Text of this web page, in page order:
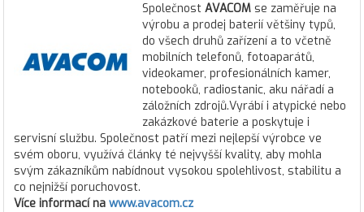
Společnost AVACOM se zaměřuje na
výrobu a prodej baterií většiny typů,
do všech druhů zařízení a to včetně
mobilních telefonů, fotoaparátů,
videokamer, profesionálních kamer,
notebooků, radiostanic, aku nářadí a
záložních zdrojů.Vyrábí i atypické nebo
zakázkové baterie a poskytuje i
servisní službu. Společnost patří mezi nejlepší výrobce ve
svém oboru, využívá články té nejvyšší kvality, aby mohla
svým zákazníkům nabídnout vysokou spolehlivost, stabilitu a
co nejnižší poruchovost.
Více informací na www.avacom.cz